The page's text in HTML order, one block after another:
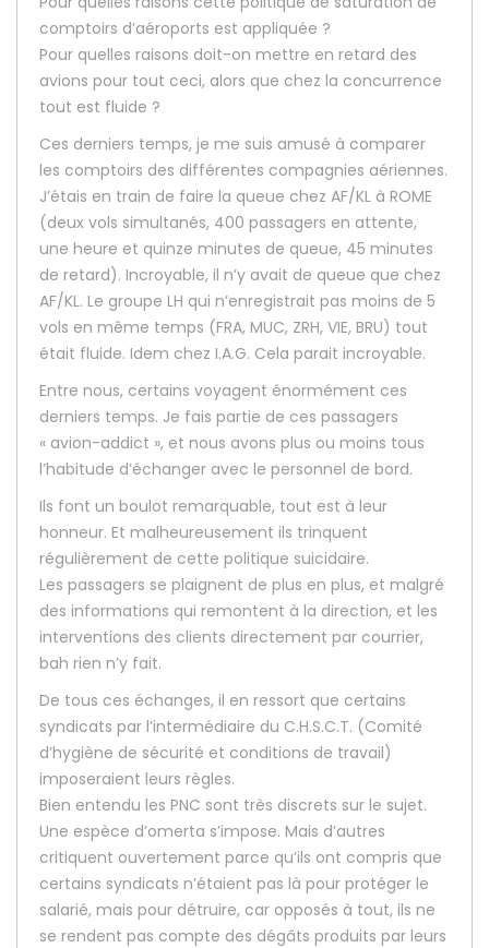
comptoirs d’aéroports est appliquée ?
Pour quelles raisons doit-on mettre en retard des
avions pour tout ceci, alors que chez la concurrence
tout est fluide ?
Ces derniers temps, je me suis amusé à comparer
les comptoirs des différentes compagnies aériennes.
J’étais en train de faire la queue chez AF/KL à ROME
(deux vols simultanés, 400 passagers en attente,
une heure et quinze minutes de queue, 45 minutes
de retard). Incroyable, il n’y avait de queue que chez
AF/KL. Le groupe LH qui n’enregistrait pas moins de 5
vols en même temps (FRA, MUC, ZRH, VIE, BRU) tout
était fluide. Idem chez I.A.G. Cela parait incroyable.
Entre nous, certains voyagent énormément ces
derniers temps. Je fais partie de ces passagers
« avion-addict », et nous avons plus ou moins tous
l’habitude d’échanger avec le personnel de bord.
Ils font un boulot remarquable, tout est à leur
honneur. Et malheureusement ils trinquent
régulièrement de cette politique suicidaire.
Les passagers se plaignent de plus en plus, et malgré
des informations qui remontent à la direction, et les
interventions des clients directement par courrier,
bah rien n’y fait.
De tous ces échanges, il en ressort que certains
syndicats par l’intermédiaire du C.H.S.C.T. (Comité
d’hygiène de sécurité et conditions de travail)
imposeraient leurs règles.
Bien entendu les PNC sont très discrets sur le sujet.
Une espèce d’omerta s’impose. Mais d’autres
critiquent ouvertement parce qu’ils ont compris que
certains syndicats n’étaient pas là pour protéger le
salarié, mais pour détruire, car opposés à tout, ils ne
se rendent pas compte des dégâts produits par leurs